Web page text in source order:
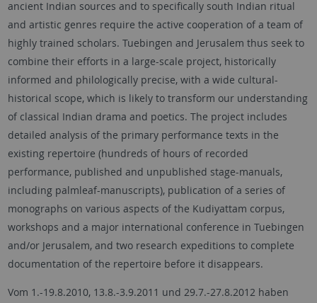
ancient Indian sources and to specifically south Indian ritual
and artistic genres require the active cooperation of a team of
highly trained scholars. Tuebingen and Jerusalem thus seek to
combine their efforts in a large-scale project, historically
informed and philologically precise, with a wide cultural-
historical scope, which is likely to transform our understanding
of classical Indian drama and poetics. The project includes
detailed analysis of the primary performance texts in the
existing repertoire (hundreds of hours of recorded
performance, published and unpublished stage-manuals,
including palmleaf-manuscripts), publication of a series of
monographs on various aspects of the Kudiyattam corpus,
workshops and a major international conference in Tuebingen
and/or Jerusalem, and two research expeditions to complete
documentation of the repertoire before it disappears.
Vom 1.-19.8.2010, 13.8.-3.9.2011 und 29.7.-27.8.2012 haben